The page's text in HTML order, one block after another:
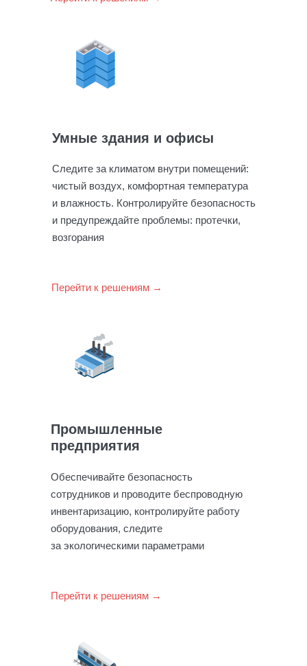
Следите за климатом внутри помещений:
чистый воздух, комфортная температура
и влажность. Контролируйте безопасность
и предупреждайте проблемы: протечки,
возгорания
Умные здания и офисы
Обеспечивайте безопасность
сотрудников и проводите беспроводную
инвентаризацию, контролируйте работу
оборудования, следите
за экологическими параметрами
Промышленные
предприятия
Перейти к решениям →
Перейти к решениям →